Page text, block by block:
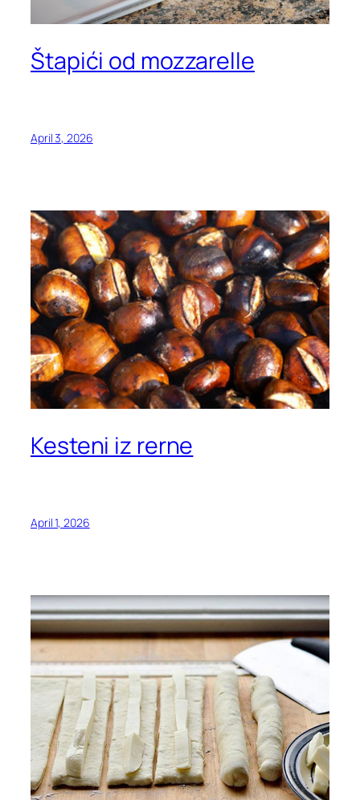
Štapići od mozzarelle
April 3, 2026
Kesteni iz rerne
April 1, 2026